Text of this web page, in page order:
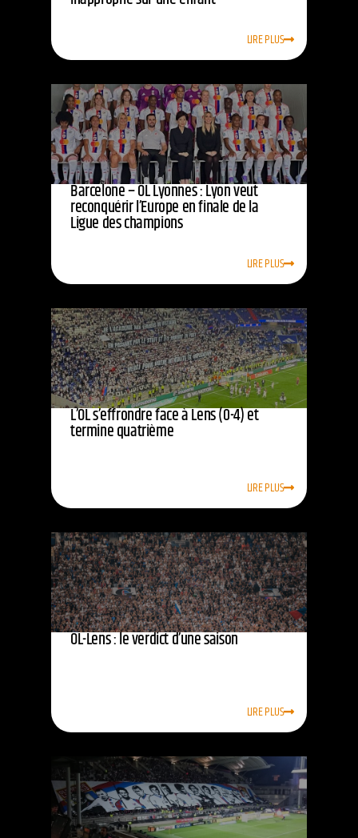
LIRE PLUS
Barcelone – OL Lyonnes : Lyon veut
reconquérir l’Europe en finale de la
Ligue des champions
LIRE PLUS
L’OL s’effrondre face à Lens (0-4) et
termine quatrième
LIRE PLUS
OL-Lens : le verdict d’une saison
LIRE PLUS